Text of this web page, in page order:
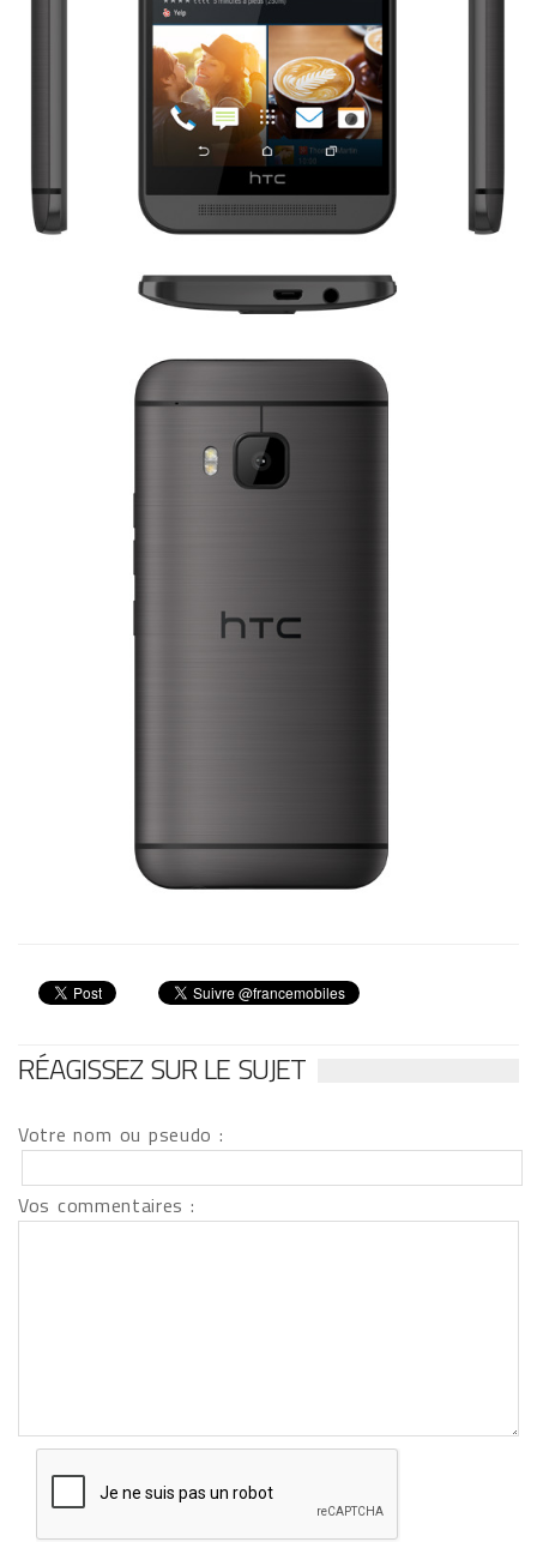
RÉAGISSEZ SUR LE SUJET
Votre nom ou pseudo :
Vos commentaires :